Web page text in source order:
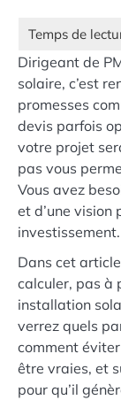
Dirigeant de
solaire, c’est
promesses
devis parfois
votre projet
pas vous
Vous avez
et d’une vision
investissement.
Dans cet
calculer, pas à
installation
verrez quels
comment
être vraies, et
pour qu’il